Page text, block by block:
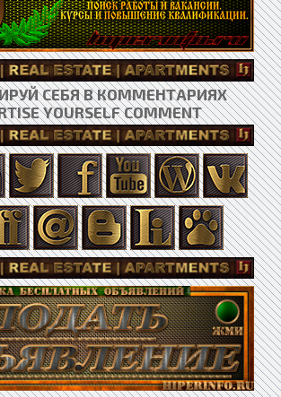
СЕБЯ В КОММЕНТАРИЯХ
YOURSELF COMMENT